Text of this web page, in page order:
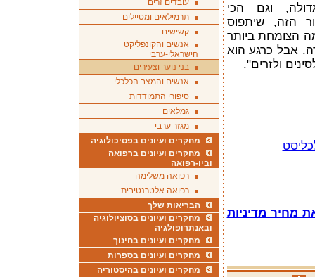
וגם הכי
הזה, שיתפוס
הצומחת ביותר
אבל כרגע הוא
ולזרים".
מחיר מדיניות
עובדים זרים
תרמילאים ומטיילים
קשישים
אנשים והקונפליקט
הישראלי-ערבי
בני נוער וצעירים
אנשים והמצב הכלכלי
סיפורי התמודדות
גמלאים
מגזר ערבי
מחקרים ועיונים בפסיכולוגיה
מחקרים ועיונים ברפואה
וביו-רפואה
רפואה משלימה
רפואה אלטרנטיבית
הבריאות שלך
מחקרים ועיונים בסוציולוגיה
ובאנתרופולגיה
מחקרים ועיונים בחינוך
מחקרים ועיונים בספרות
מחקרים ועיונים בהיסטוריה